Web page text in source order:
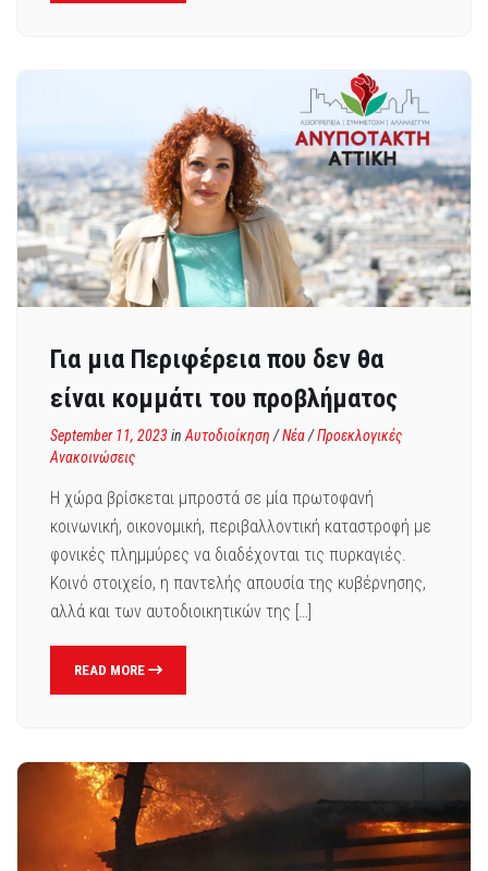
Για μια Περιφέρεια που δεν θα
είναι κομμάτι του προβλήματος
September 11, 2023inΑυτοδιοίκηση/Νέα/Προεκλογικές
Ανακοινώσεις
Η χώρα βρίσκεται μπροστά σε μία πρωτοφανή
κοινωνική, οικονομική, περιβαλλοντική καταστροφή με
φονικές πλημμύρες να διαδέχονται τις πυρκαγιές.
Κοινό στοιχείο, η παντελής απουσία της κυβέρνησης,
αλλά και των αυτοδιοικητικών της […]
READ MORE